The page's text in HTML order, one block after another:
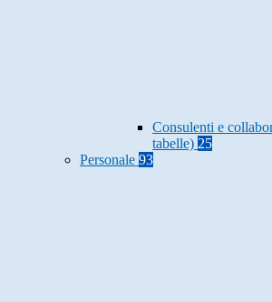
Consulenti e
tabelle) 25
Personale 93